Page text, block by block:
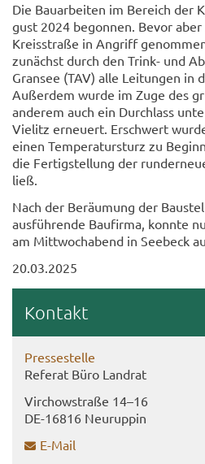
Die Bau­ar­bei­ten im Be­reich der
gust 2024 be­gon­nen. Bevor
Kreis­stra­ße in An­griff
zu­nächst durch den Trink-​ und
Gransee (TAV) alle Lei­tun­gen in
Au­ßer­dem wurde im Zuge des
an­de­rem auch ein Durch­lass
Vie­litz er­neu­ert. Er­schwert
einen Tem­pe­ra­tur­sturz zu
die Fer­tig­stel­lung der
ließ.
Nach der Be­räu­mung der
aus­füh­ren­de Bau­fir­ma, konn­te
am Mitt­woch­abend in See­beck
20.03.2025
Kon­takt
Pres­se­stel­le
Re­fe­rat Büro Land­rat
Virch­ow­stra­ße 14–16
DE-​16816 Neu­rup­pin
E-​Mail